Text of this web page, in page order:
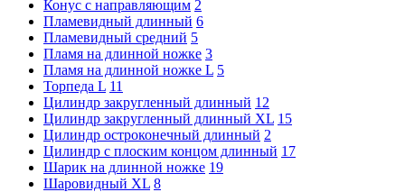
Конус с направляющим 2
Пламевидный длинный 6
Пламевидный средний 5
Пламя на длинной ножке 3
Пламя на длинной ножке L 5
Торпеда L 11
Цилиндр закругленный длинный 12
Цилиндр закругленный длинный XL 15
Цилиндр остроконечный длинный 2
Цилиндр с плоским концом длинный 17
Шарик на длинной ножке 19
Шаровидный XL 8